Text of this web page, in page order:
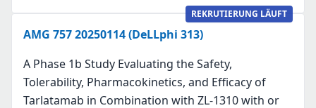
REKRUTIERUNG LÄUFT
AMG 757 20250114 (DeLLphi 313)
A Phase 1b Study Evaluating the Safety,
Tolerability, Pharmacokinetics, and Efficacy of
Tarlatamab in Combination with ZL-1310 with or